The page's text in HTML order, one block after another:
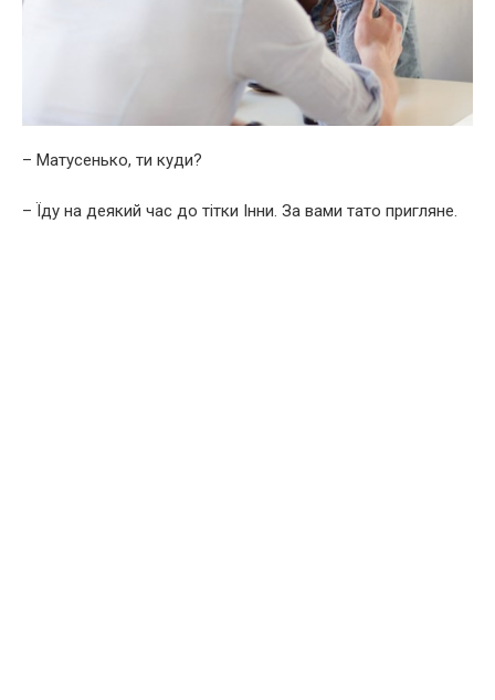
– Матусенько, ти куди?
– Їду на деякий час до тітки Інни. За вами тато пригляне.